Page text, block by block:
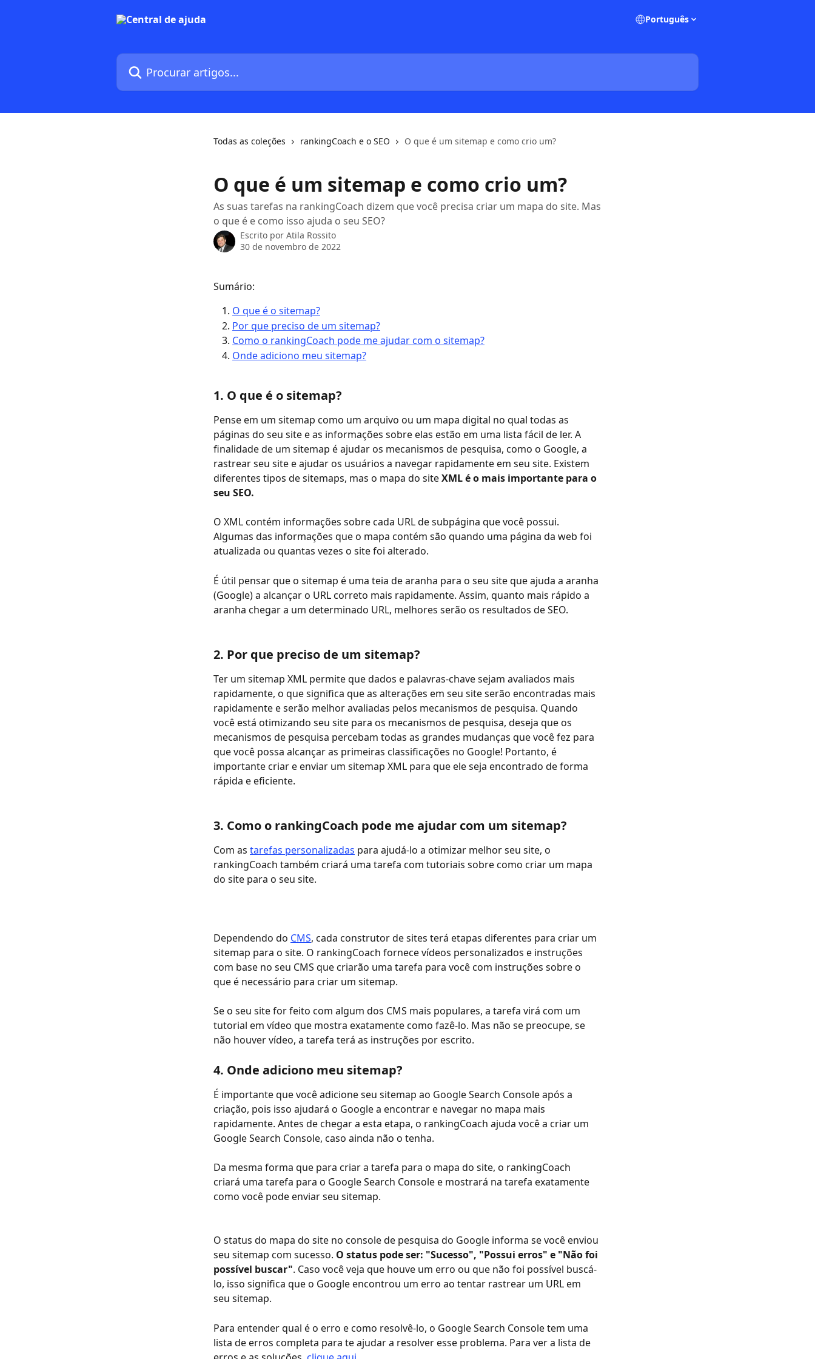
Português
Procurar artigos...
Todas as coleções rankingCoach e o SEO O que é um sitemap e como crio um?
O que é um sitemap e como crio um?
As suas tarefas na rankingCoach dizem que você precisa criar um mapa do site. Mas
o que é e como isso ajuda o seu SEO?
Escrito por Atila Rossito
30 de novembro de 2022
Sumário:
O que é o sitemap?
Por que preciso de um sitemap?
Como o rankingCoach pode me ajudar com o sitemap?
Onde adiciono meu sitemap?
1. O que é o sitemap?
Pense em um sitemap como um arquivo ou um mapa digital no qual todas as
páginas do seu site e as informações sobre elas estão em uma lista fácil de ler. A
finalidade de um sitemap é ajudar os mecanismos de pesquisa, como o Google, a
rastrear seu site e ajudar os usuários a navegar rapidamente em seu site. Existem
diferentes tipos de sitemaps, mas o mapa do site XML é o mais importante para o
seu SEO.
O XML contém informações sobre cada URL de subpágina que você possui.
Algumas das informações que o mapa contém são quando uma página da web foi
atualizada ou quantas vezes o site foi alterado.
É útil pensar que o sitemap é uma teia de aranha para o seu site que ajuda a aranha
(Google) a alcançar o URL correto mais rapidamente. Assim, quanto mais rápido a
aranha chegar a um determinado URL, melhores serão os resultados de SEO.
2. Por que preciso de um sitemap?
Ter um sitemap XML permite que dados e palavras-chave sejam avaliados mais
rapidamente, o que significa que as alterações em seu site serão encontradas mais
rapidamente e serão melhor avaliadas pelos mecanismos de pesquisa. Quando
você está otimizando seu site para os mecanismos de pesquisa, deseja que os
mecanismos de pesquisa percebam todas as grandes mudanças que você fez para
que você possa alcançar as primeiras classificações no Google! Portanto, é
importante criar e enviar um sitemap XML para que ele seja encontrado de forma
rápida e eficiente.
3. Como o rankingCoach pode me ajudar com um sitemap?
Com as tarefas personalizadas para ajudá-lo a otimizar melhor seu site, o
rankingCoach também criará uma tarefa com tutoriais sobre como criar um mapa
do site para o seu site.
Dependendo do CMS, cada construtor de sites terá etapas diferentes para criar um
sitemap para o site. O rankingCoach fornece vídeos personalizados e instruções
com base no seu CMS que criarão uma tarefa para você com instruções sobre o
que é necessário para criar um sitemap.
Se o seu site for feito com algum dos CMS mais populares, a tarefa virá com um
tutorial em vídeo que mostra exatamente como fazê-lo. Mas não se preocupe, se
não houver vídeo, a tarefa terá as instruções por escrito.
4. Onde adiciono meu sitemap?
É importante que você adicione seu sitemap ao Google Search Console após a
criação, pois isso ajudará o Google a encontrar e navegar no mapa mais
rapidamente. Antes de chegar a esta etapa, o rankingCoach ajuda você a criar um
Google Search Console, caso ainda não o tenha.
Da mesma forma que para criar a tarefa para o mapa do site, o rankingCoach
criará uma tarefa para o Google Search Console e mostrará na tarefa exatamente
como você pode enviar seu sitemap.
O status do mapa do site no console de pesquisa do Google informa se você enviou
seu sitemap com sucesso. O status pode ser: "Sucesso", "Possui erros" e "Não foi
possível buscar". Caso você veja que houve um erro ou que não foi possível buscá-
lo, isso significa que o Google encontrou um erro ao tentar rastrear um URL em
seu sitemap.
Para entender qual é o erro e como resolvê-lo, o Google Search Console tem uma
lista de erros completa para te ajudar a resolver esse problema. Para ver a lista de